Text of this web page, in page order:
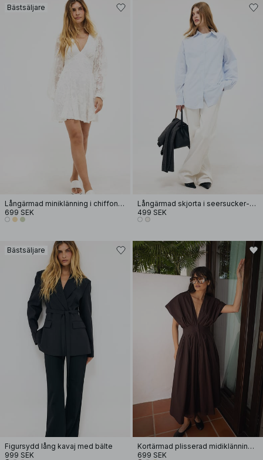
Bästsäljare
Långärmad miniklänning i chiffon med broderi
699 SEK
Långärmad skjorta i seersucker-material
499 SEK
Bästsäljare
Figursydd lång kavaj med bälte
999 SEK
Kortärmad plisserad midiklänning i bomull
699 SEK